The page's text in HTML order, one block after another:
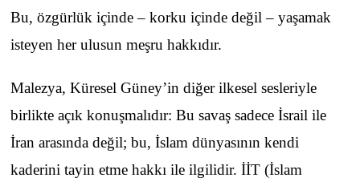
Bu, özgürlük içinde – korku içinde değil – yaşamak
isteyen her ulusun meşru hakkıdır.
Malezya, Küresel Güney’in diğer ilkesel sesleriyle
birlikte açık konuşmalıdır: Bu savaş sadece İsrail ile
İran arasında değil; bu, İslam dünyasının kendi
kaderini tayin etme hakkı ile ilgilidir. İİT (İslam